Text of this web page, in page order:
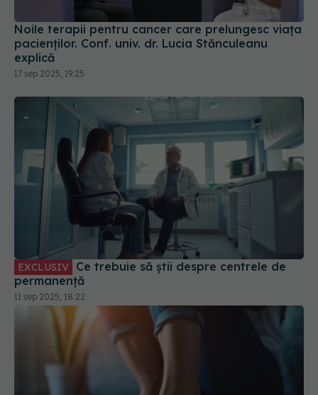
Noile terapii pentru cancer care prelungesc viața
pacienților. Conf. univ. dr. Lucia Stănculeanu
explică
17 sep 2025, 19:25
EXCLUSIV
permanență
11 sep 2025, 18:22